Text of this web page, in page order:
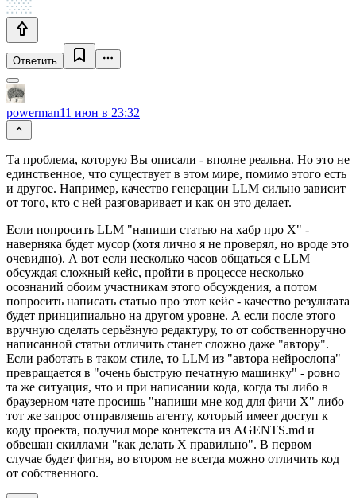
Ответить
powerman11 июн в 23:32
Та проблема, которую Вы описали - вполне реальна.­ Но это не
единственное, что существует в этом мире, помимо этого есть
и другое. Например, качество генерации LLM сильно зависит
от того, кто с ней разговаривает и как он это делает.
Если попросить LLM "напиши статью на хабр про X" -
наверняка будет мусор (хотя лично я не проверял, но вроде это
очевидно). А вот если несколько часов общаться с LLM
обсуждая сложный кейс, пройти в процессе несколько
осознаний обоим участникам этого обсуждения, а потом
попросить написать статью про этот кейс - качество результата
будет принципиально на другом уровне. А если после этого
вручную сделать серьёзную редактуру, то от собственноручно
написанной статьи отличить станет сложно даже "автору".
Если работать в таком стиле, то LLM из "автора нейрослопа"
превращается в "очень быструю печатную машинку" - ровно
та же ситуация, что и при написании кода, когда ты либо в
браузерном чате просишь "напиши мне код для фичи X" либо
тот же запрос отправляешь агенту, который имеет доступ к
коду проекта, получил море контекста из AGENTS.md и
обвешан скиллами "как делать X правильно". В первом
случае будет фигня, во втором не всегда можно отличить код
от собственного.